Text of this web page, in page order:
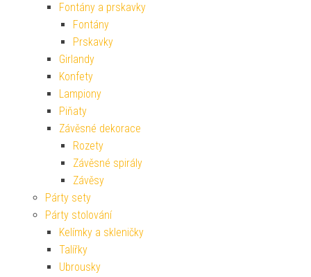
Fontány a prskavky
Fontány
Prskavky
Girlandy
Konfety
Lampiony
Piňaty
Závěsné dekorace
Rozety
Závěsné spirály
Závěsy
Párty sety
Párty stolování
Kelímky a skleničky
Talířky
Ubrousky